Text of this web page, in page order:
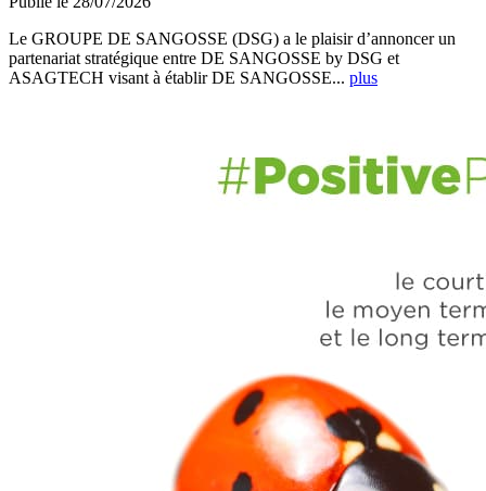
Le GROUPE DE SANGOSSE (DSG) a le plaisir d’annoncer un
partenariat stratégique entre DE SANGOSSE by DSG et
ASAGTECH visant à établir DE SANGOSSE... plus